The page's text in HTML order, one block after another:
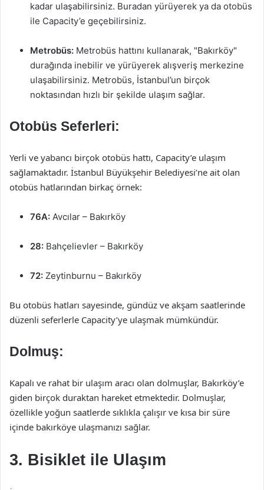
kadar ulaşabilirsiniz. Buradan yürüyerek ya da otobüs
ile Capacity’e geçebilirsiniz.
Metrobüs: Metrobüs hattını kullanarak, "Bakırköy"
durağında inebilir ve yürüyerek alışveriş merkezine
ulaşabilirsiniz. Metrobüs, İstanbul’un birçok
noktasından hızlı bir şekilde ulaşım sağlar.
Otobüs Seferleri:
Yerli ve yabancı birçok otobüs hattı, Capacity’e ulaşım
sağlamaktadır. İstanbul Büyükşehir Belediyesi’ne ait olan
otobüs hatlarından birkaç örnek:
76A: Avcılar – Bakırköy
28: Bahçelievler – Bakırköy
72: Zeytinburnu – Bakırköy
Bu otobüs hatları sayesinde, gündüz ve akşam saatlerinde
düzenli seferlerle Capacity’ye ulaşmak mümkündür.
Dolmuş:
Kapalı ve rahat bir ulaşım aracı olan dolmuşlar, Bakırköy’e
giden birçok duraktan hareket etmektedir. Dolmuşlar,
özellikle yoğun saatlerde sıklıkla çalışır ve kısa bir süre
içinde bakırköye ulaşmanızı sağlar.
3. Bisiklet ile Ulaşım